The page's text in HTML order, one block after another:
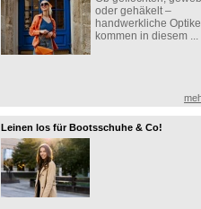
oder gehäkelt –
handwerkliche
kommen in diesem ...
Leinen los für Bootsschuhe & Co!